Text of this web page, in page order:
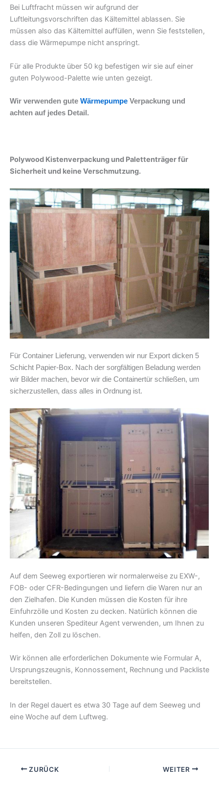
Bei Luftfracht müssen wir aufgrund der
Luftleitungsvorschriften das Kältemittel ablassen. Sie
müssen also das Kältemittel auffüllen, wenn Sie feststellen,
dass die Wärmepumpe nicht anspringt.
Für alle Produkte über 50 kg befestigen wir sie auf einer
guten Polywood-Palette wie unten gezeigt.
Wir verwenden gute Wärmepumpe Verpackung und
achten auf jedes Detail.
Polywood Kistenverpackung und Palettenträger für
Sicherheit und keine Verschmutzung.
Für Container Lieferung, verwenden wir nur Export dicken 5
Schicht Papier-Box. Nach der sorgfältigen Beladung werden
wir Bilder machen, bevor wir die Containertür schließen, um
sicherzustellen, dass alles in Ordnung ist.
Auf dem Seeweg exportieren wir normalerweise zu EXW-,
FOB- oder CFR-Bedingungen und liefern die Waren nur an
den Zielhafen. Die Kunden müssen die Kosten für ihre
Einfuhrzölle und Kosten zu decken. Natürlich können die
Kunden unseren Spediteur Agent verwenden, um Ihnen zu
helfen, den Zoll zu löschen.
Wir können alle erforderlichen Dokumente wie Formular A,
Ursprungszeugnis, Konnossement, Rechnung und Packliste
bereitstellen.
In der Regel dauert es etwa 30 Tage auf dem Seeweg und
eine Woche auf dem Luftweg.
ZURÜCK WEITER